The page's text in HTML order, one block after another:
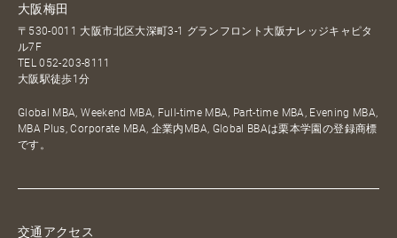
大阪梅田
〒530-0011 大阪市北区大深町3-1 グランフロント大阪ナレッジキャピタ
ル7F
TEL052-203-8111
大阪駅徒歩1分
Global MBA, Weekend MBA, Full-time MBA, Part-time MBA, Evening MBA,
MBA Plus, Corporate MBA, 企業内MBA, Global BBAは栗本学園の登録商標
です。
交通アクセス